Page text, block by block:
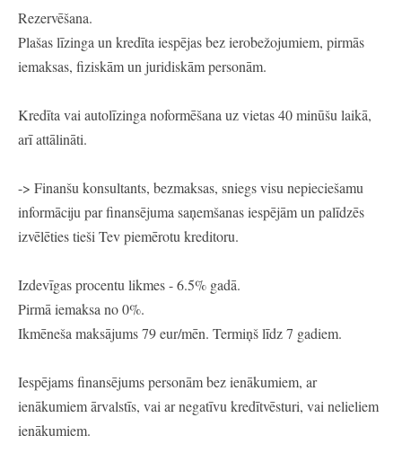
Rezervēšana.
Plašas līzinga un kredīta iespējas bez ierobežojumiem, pirmās
iemaksas, fiziskām un juridiskām personām.
Kredīta vai autolīzinga noformēšana uz vietas 40 minūšu laikā,
arī attālināti.
-> Finanšu konsultants, bezmaksas, sniegs visu nepieciešamu
informāciju par finansējuma saņemšanas iespējām un palīdzēs
izvēlēties tieši Tev piemērotu kreditoru.
Izdevīgas procentu likmes - 6.5% gadā.
Pirmā iemaksa no 0%.
Ikmēneša maksājums 79 eur/mēn. Termiņš līdz 7 gadiem.
Iespējams finansējums personām bez ienākumiem, ar
ienākumiem ārvalstīs, vai ar negatīvu kredītvēsturi, vai nelieliem
ienākumiem.